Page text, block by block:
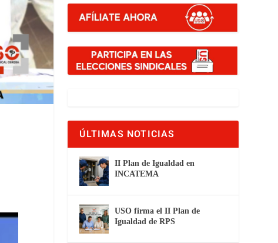
ÚLTIMAS NOTICIAS
II Plan de Igualdad en
INCATEMA
USO firma el II Plan de
Igualdad de RPS